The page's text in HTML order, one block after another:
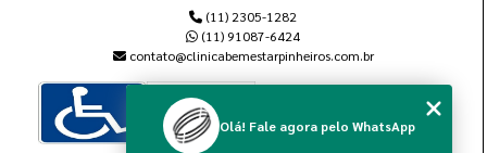
(11) 2305-1282
(11) 91087-6424
contato@clinicabemestarpinheiros.com.br
Olá! Fale agora pelo WhatsApp